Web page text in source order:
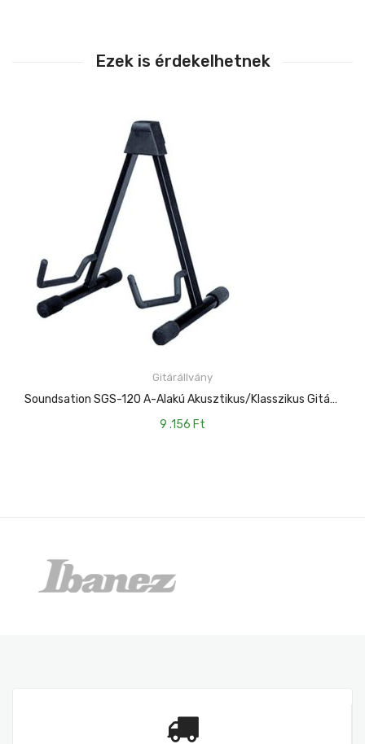
Ezek is érdekelhetnek
Gitárállvány
Soundsation SGS-120 A-Alakú Akusztikus/klasszikus Gitárállvány
9 .156 Ft